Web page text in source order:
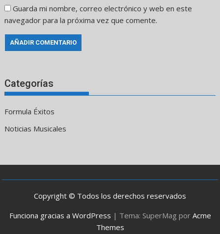
Guarda mi nombre, correo electrónico y web en este
navegador para la próxima vez que comente.
Categorías
Formula Éxitos
Noticias Musicales
Copyright © Todos los derechos reservados
Funciona gracias a WordPress | Tema: SuperMag por Acme
Themes